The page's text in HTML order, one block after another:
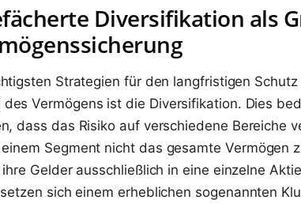
Diversifikation als
Strategien für den langfristigen
des Vermögens ist die Diversifikation. Dies
dass das Risiko auf verschiedene Bereiche
Segment nicht das gesamte Vermögen
Gelder ausschließlich in eine einzelne
sich einem erheblichen sogenannten